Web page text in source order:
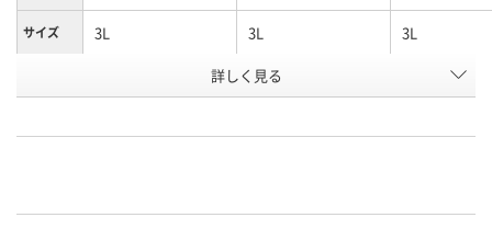
サイズ 3L 3L 3L
D.ブルー S.ネイビー
号
お届け日 8月25日（火）まで 8月25日（火）まで 8月25日（火）
詳しく見る